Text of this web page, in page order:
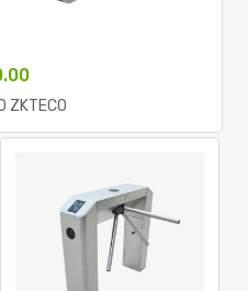
ZKTECO